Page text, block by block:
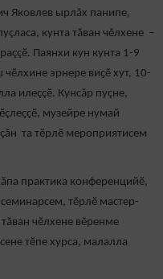
Яковлев ырлăх панипе,
кунта тӑван чӗлхене –
Паянхи кун кунта 1-9
эрнере виҫӗ хут, 10-
илеççӗ. Кунсăр пуçне,
музейре нумай
та тӗрлӗ мероприятисем
практика конференцийӗ,
тӗрлӗ мастер-
чӗлхене вӗренме
тӗпе хурса, малалла